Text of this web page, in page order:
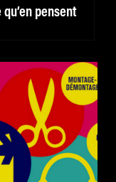
pensent